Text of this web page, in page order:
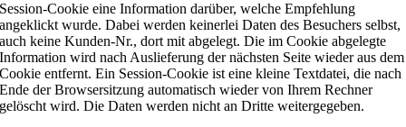
Session-Cookie eine Information darüber, welche Empfehlung
angeklickt wurde. Dabei werden keinerlei Daten des Besuchers selbst,
auch keine Kunden-Nr., dort mit abgelegt. Die im Cookie abgelegte
Information wird nach Auslieferung der nächsten Seite wieder aus dem
Cookie entfernt. Ein Session-Cookie ist eine kleine Textdatei, die nach
Ende der Browsersitzung automatisch wieder von Ihrem Rechner
gelöscht wird. Die Daten werden nicht an Dritte weitergegeben.